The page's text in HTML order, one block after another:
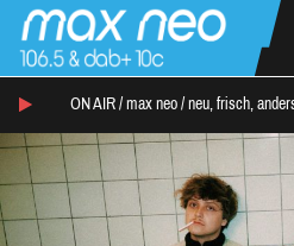
ON AIR / max neo / neu, frisch,